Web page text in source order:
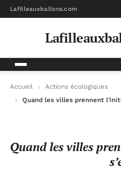
Lafilleauxballons.com
Accueil
Actions écologiques
Quand les villes prennent
Quand les villes